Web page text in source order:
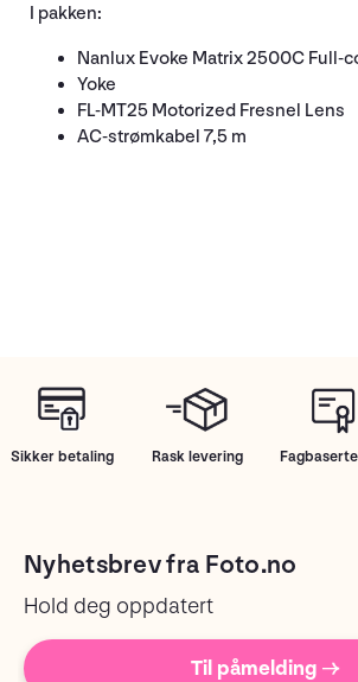
I pakken:
Nanlux Evoke Matrix 2500C Full-
Yoke
FL-MT25 Motorized Fresnel Lens
AC-strømkabel 7,5 m
Sikker betaling Rask levering
Nyhetsbrev fra Foto.no
Hold deg oppdatert
Til påmelding →